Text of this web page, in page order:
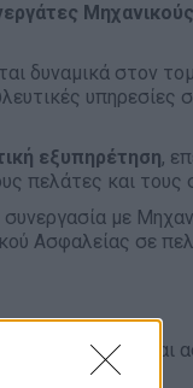
δυναμικά στον
υπηρεσίες
εξυπηρέτηση,
πελάτες και τους
με
Ασφαλείας σε
θέματα υγείας και